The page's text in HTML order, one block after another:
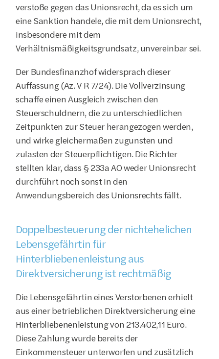
verstoße gegen das Unionsrecht, da es sich um
eine Sanktion handele, die mit dem Unionsrecht,
insbesondere mit dem
Verhältnismäßigkeitsgrundsatz, unvereinbar sei.
Der Bundesfinanzhof widersprach dieser
Auffassung (Az. V R 7/24). Die Vollverzinsung
schaffe einen Ausgleich zwischen den
Steuerschuldnern, die zu unterschiedlichen
Zeitpunkten zur Steuer herangezogen werden,
und wirke gleichermaßen zugunsten und
zulasten der Steuerpflichtigen. Die Richter
stellten klar, dass § 233a AO weder Unionsrecht
durchführt noch sonst in den
Anwendungsbereich des Unionsrechts fällt.
Doppelbesteuerung der nichtehelichen
Lebensgefährtin für
Hinterbliebenenleistung aus
Direktversicherung ist rechtmäßig
Die Lebensgefährtin eines Verstorbenen erhielt
aus einer betrieblichen Direktversicherung eine
Hinterbliebenenleistung von 213.402,11 Euro.
Diese Zahlung wurde bereits der
Einkommensteuer unterworfen und zusätzlich